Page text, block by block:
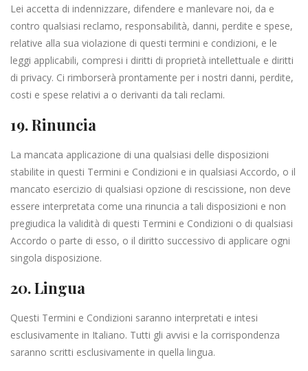
Lei accetta di indennizzare, difendere e manlevare noi, da e
contro qualsiasi reclamo, responsabilità, danni, perdite e spese,
relative alla sua violazione di questi termini e condizioni, e le
leggi applicabili, compresi i diritti di proprietà intellettuale e diritti
di privacy. Ci rimborserà prontamente per i nostri danni, perdite,
costi e spese relativi a o derivanti da tali reclami.
19. Rinuncia
La mancata applicazione di una qualsiasi delle disposizioni
stabilite in questi Termini e Condizioni e in qualsiasi Accordo, o il
mancato esercizio di qualsiasi opzione di rescissione, non deve
essere interpretata come una rinuncia a tali disposizioni e non
pregiudica la validità di questi Termini e Condizioni o di qualsiasi
Accordo o parte di esso, o il diritto successivo di applicare ogni
singola disposizione.
20. Lingua
Questi Termini e Condizioni saranno interpretati e intesi
esclusivamente in Italiano. Tutti gli avvisi e la corrispondenza
saranno scritti esclusivamente in quella lingua.